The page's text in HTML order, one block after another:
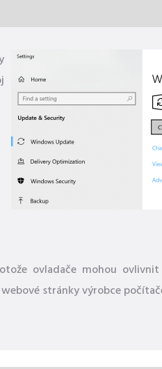
ovladače mohou
stránky výrobce